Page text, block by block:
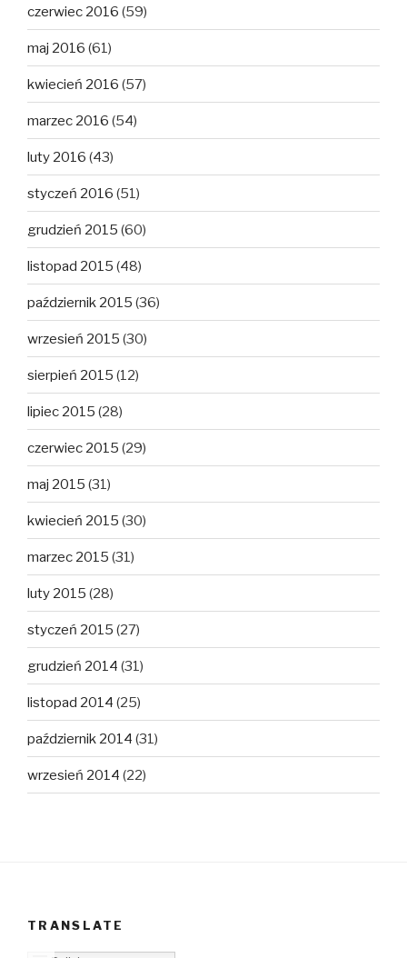
czerwiec 2016 (59)
maj 2016 (61)
kwiecień 2016 (57)
marzec 2016 (54)
luty 2016 (43)
styczeń 2016 (51)
grudzień 2015 (60)
listopad 2015 (48)
październik 2015 (36)
wrzesień 2015 (30)
sierpień 2015 (12)
lipiec 2015 (28)
czerwiec 2015 (29)
maj 2015 (31)
kwiecień 2015 (30)
marzec 2015 (31)
luty 2015 (28)
styczeń 2015 (27)
grudzień 2014 (31)
listopad 2014 (25)
październik 2014 (31)
wrzesień 2014 (22)
TRANSLATE